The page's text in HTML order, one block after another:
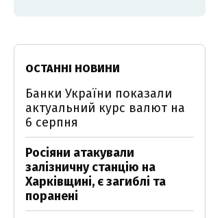
ОСТАННІ НОВИНИ
Банки України показали
актуальний курс валют на
6 серпня
Росіяни атакували
залізничну станцію на
Харківщині, є загиблі та
поранені